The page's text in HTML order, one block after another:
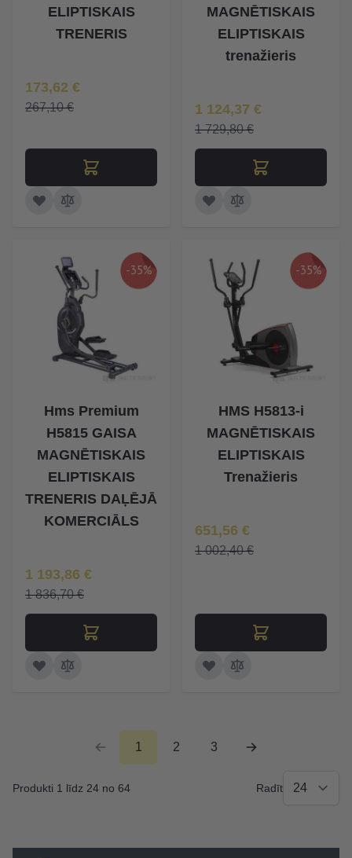
ELIPTISKAIS
TRENERIS
Īpaša Cena
173,62 €
267,10 €
MAGNĒTISKAIS
ELIPTISKAIS
trenažieris
Īpaša Cena
1 124,37 €
1 729,80 €
-35%
Hms Premium
H5815 GAISA
MAGNĒTISKAIS
ELIPTISKAIS
TRENERIS DAĻĒJĀ
KOMERCIĀLS
Īpaša Cena
1 193,86 €
1 836,70 €
-35%
HMS H5813-i
MAGNĒTISKAIS
ELIPTISKAIS
Trenažieris
Īpaša Cena
651,56 €
1 002,40 €
1 2 3
Produkti 1 līdz 24 no 64 Radīt